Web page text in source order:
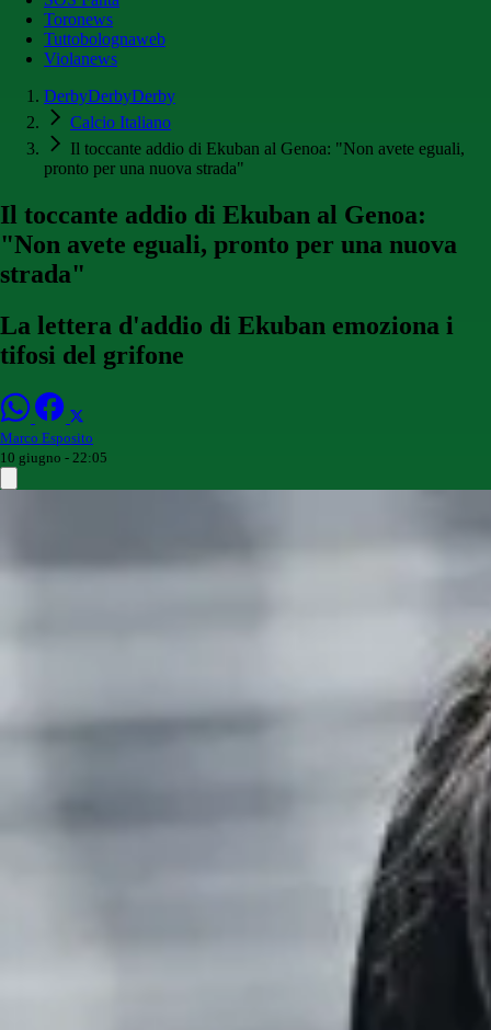
Toronews
Tuttobolognaweb
Violanews
DerbyDerbyDerby
Calcio Italiano
Il toccante addio di Ekuban al Genoa: "Non avete eguali,
pronto per una nuova strada"
Il toccante addio di Ekuban al Genoa:
"Non avete eguali, pronto per una nuova
strada"
La lettera d'addio di Ekuban emoziona i
tifosi del grifone
Marco Esposito
10 giugno - 22:05